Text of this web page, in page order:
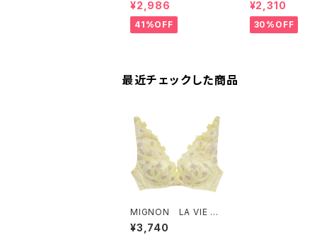
リケ ブラジャー（ラベ
ンダー） 22293 SA
LE セール 送料無料
¥2,986
41%OFF
レース ブラレ
フトブラ（トマトレ
2457 SALE
¥2,310
30%OFF
最近チェックした商品
MIGNON LA VIE A
DEUX ミニョンラヴィ
アドゥ シェル＆チュー
¥3,740